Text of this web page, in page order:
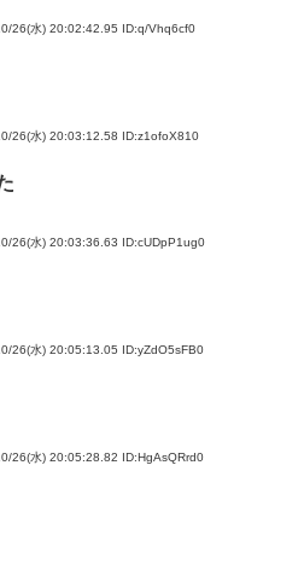
26(水) 20:02:42.95 ID:q/Vhq6cf0
26(水) 20:03:12.58 ID:z1ofoX810
26(水) 20:03:36.63 ID:cUDpP1ug0
26(水) 20:05:13.05 ID:yZdO5sFB0
26(水) 20:05:28.82 ID:HgAsQRrd0